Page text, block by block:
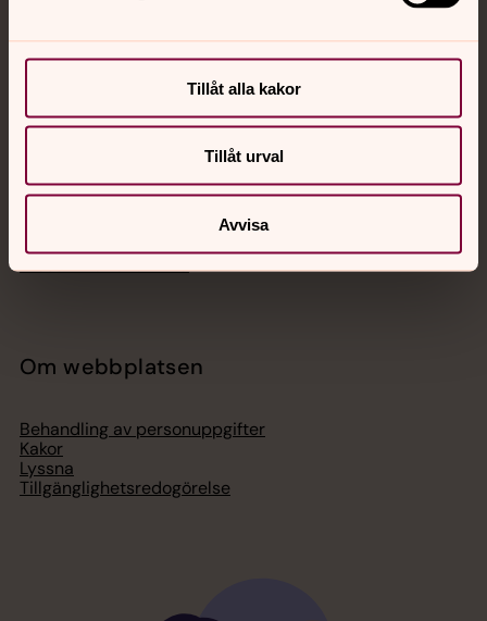
Tillåt alla kakor
Tillåt urval
Avvisa
Svenska kyrkan
Hitta församling
Ge en gåva
Svenska kyrkan i utlandet
Press – nationell nivå
Om webbplatsen
Behandling av personuppgifter
Kakor
Lyssna
Tillgänglighetsredogörelse